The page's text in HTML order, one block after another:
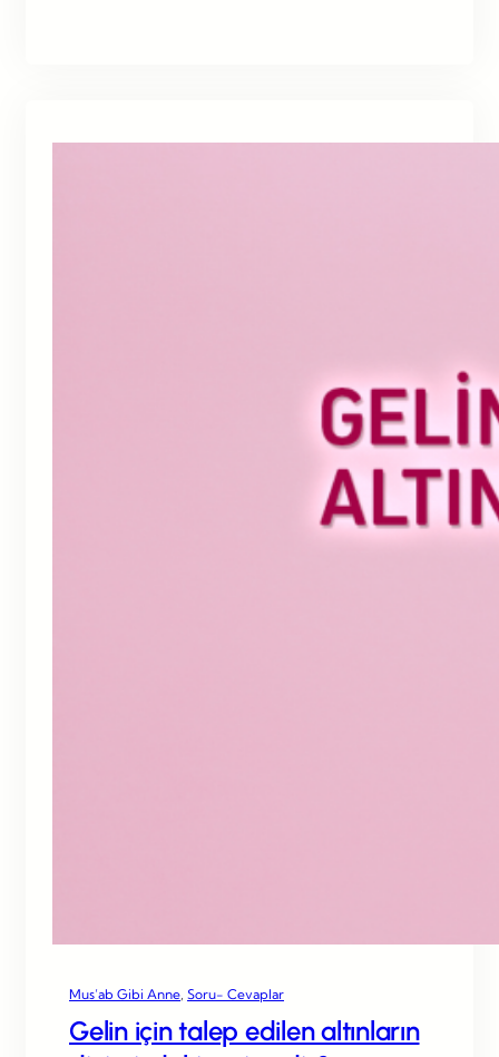
Mus’ab Gibi Anne Soru- Cevaplar
Gelin için talep edilen altınların